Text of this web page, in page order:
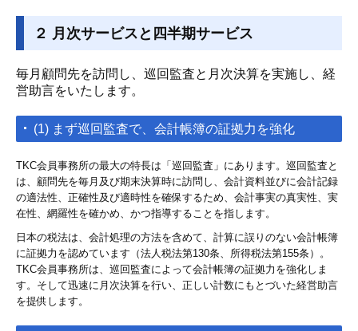
２ 月次サービスと四半期サービス
毎月顧問先を訪問し、巡回監査と月次決算を実施し、経
営助言をいたします。
(1) まず巡回監査で、会計帳簿の証拠力を強化
TKC会員事務所の最大の特長は「巡回監査」にあります。巡回監査と
は、顧問先を毎月及び期末決算時に訪問し、会計資料並びに会計記録
の適法性、正確性及び適時性を確保するため、会計事実の真実性、実
在性、網羅性を確かめ、かつ指導することを指します。
日本の税法は、会計処理の方法を含めて、計算に誤りのない会計帳簿
に証拠力を認めています（法人税法第130条、所得税法第155条）。
TKC会員事務所は、巡回監査によって会計帳簿の証拠力を強化しま
す。そして迅速に月次決算を行い、正しい計数にもとづいた経営助言
を提供します。